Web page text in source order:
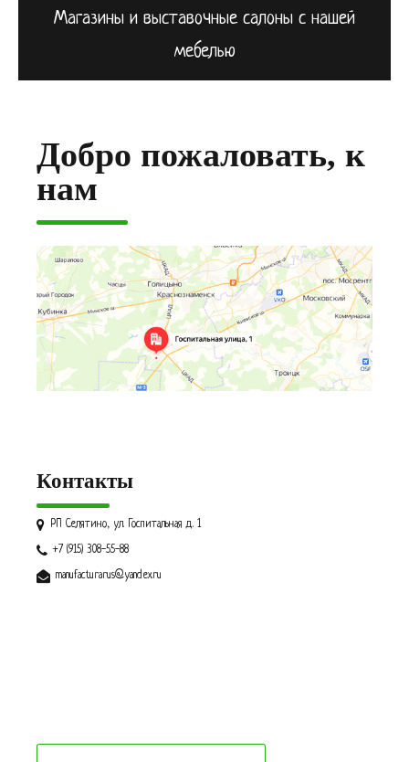
Магазины и выставочные салоны с нашей
мебелью
Добро пожаловать, к
нам
Контакты
РП Селятино, ул. Госпитальная д. 1
+7 (915) 308-55-88
manufacturarus@yandex.ru